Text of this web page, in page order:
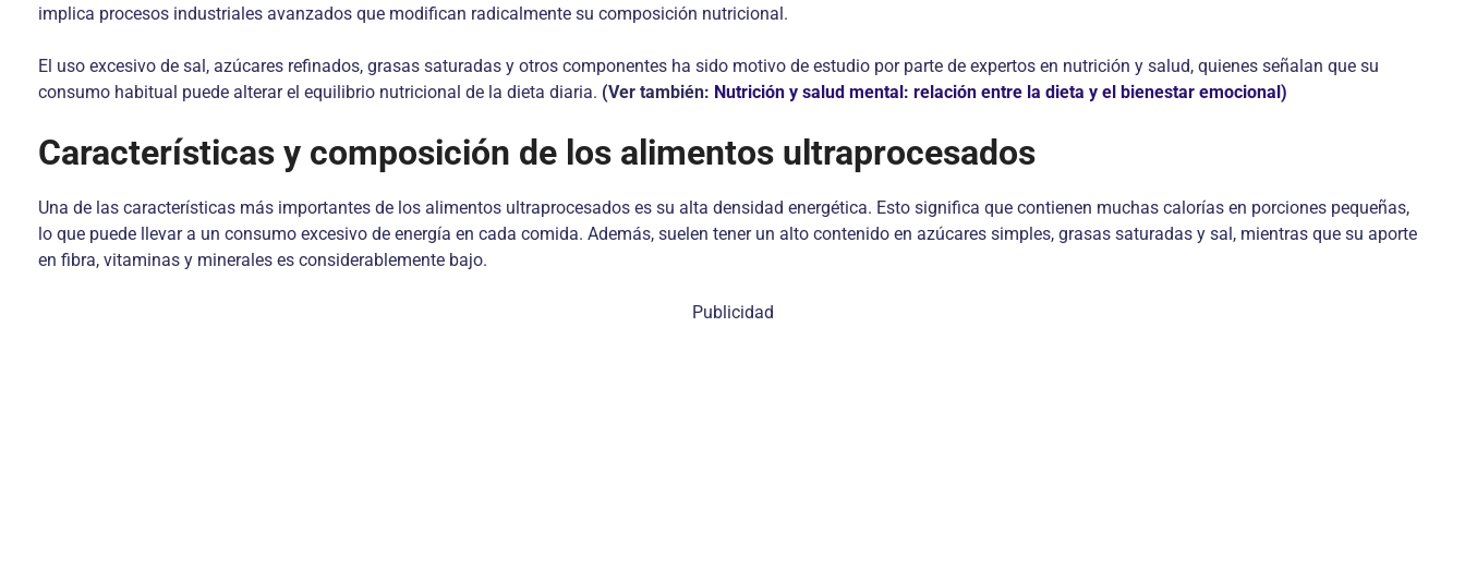
implica procesos industriales avanzados que modifican radicalmente su composición nutricional.
El uso excesivo de sal, azúcares refinados, grasas saturadas y otros componentes ha sido motivo de estudio por parte de expertos en nutrición y salud, quienes señalan que su
consumo habitual puede alterar el equilibrio nutricional de la dieta diaria. (Ver también: Nutrición y salud mental: relación entre la dieta y el bienestar emocional)
Características y composición de los alimentos ultraprocesados
Una de las características más importantes de los alimentos ultraprocesados es su alta densidad energética. Esto significa que contienen muchas calorías en porciones pequeñas,
lo que puede llevar a un consumo excesivo de energía en cada comida. Además, suelen tener un alto contenido en azúcares simples, grasas saturadas y sal, mientras que su aporte
en fibra, vitaminas y minerales es considerablemente bajo.
Publicidad